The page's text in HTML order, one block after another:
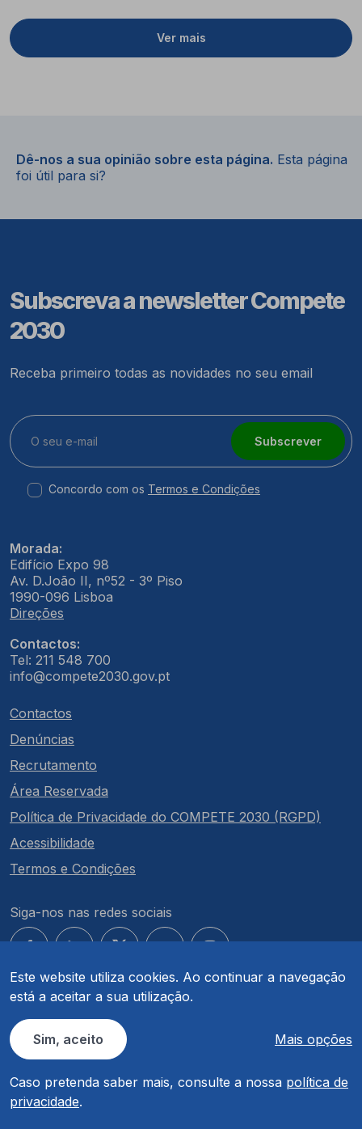
Este website utiliza cookies. Ao continuar a navegação
está a aceitar a sua utilização.
Sim, aceito Mais opções
Caso pretenda saber mais, consulte a nossa política de
privacidade.
Ver mais
Dê-nos a sua opinião sobre esta página. Esta página
foi útil para si?
Subscreva a newsletter Compete
2030
Receba primeiro todas as novidades no seu email
Subscrever
Concordo com os Termos e Condições
Morada:
Edifício Expo 98
Av. D.João II, nº52 - 3º Piso
1990-096 Lisboa
Direções
Contactos:
Tel: 211 548 700
info@compete2030.gov.pt
Contactos
Denúncias
Recrutamento
Área Reservada
Política de Privacidade do COMPETE 2030 (RGPD)
Acessibilidade
Termos e Condições
Siga-nos nas redes sociais
© COMPETE 2030. Todos os direitos reservados.